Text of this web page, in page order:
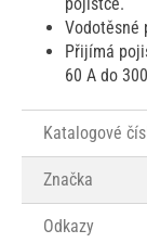
Vodotěsné
Přijímá
60 A do
Katalogové
Značka
Odkazy